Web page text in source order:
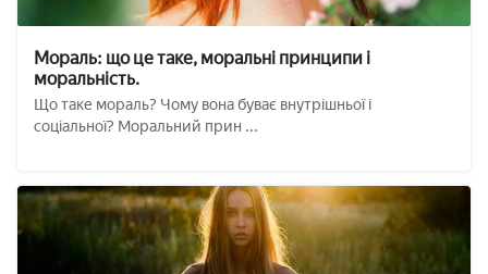
Мораль: що це таке, моральні принципи і
моральність.
Що таке мораль? Чому вона буває внутрішньої і
соціальної? Моральний прин ...